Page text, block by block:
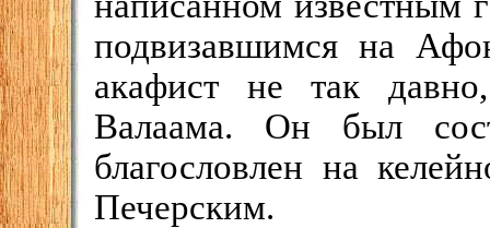
подвизавшимся на
акафист не так
Валаама. Он был
благословлен на
Печерским.